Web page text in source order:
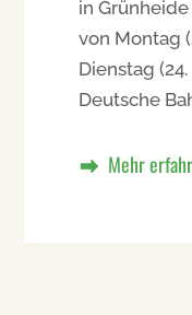
in
von Montag
Dienstag
Deutsche